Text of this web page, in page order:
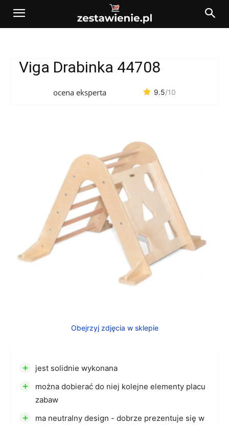
Viga Drabinka 44708
ocena eksperta 9.5/10
Obejrzyj zdjęcia w sklepie
+ jest solidnie wykonana
+
można dobierać do niej kolejne elementy placu
zabaw
+
ma neutralny design - dobrze prezentuje się w